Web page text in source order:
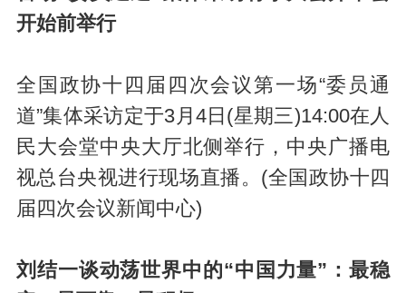
开始前举行
全国政协十四届四次会议第一场“委员通
道”集体采访定于3月4日(星期三)14:00在人
民大会堂中央大厅北侧举行，中央广播电
视总台央视进行现场直播。(全国政协十四
届四次会议新闻中心)
刘结一谈动荡世界中的“中国力量”：最稳